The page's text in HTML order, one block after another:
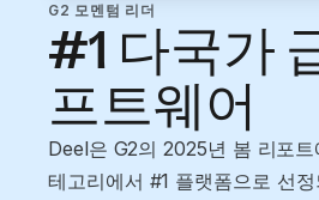
G2 모멘텀 리더
#1 다국가
프트웨어
Deel은 G2의 2025년 봄 리포
테고리에서 #1 플랫폼으로 선